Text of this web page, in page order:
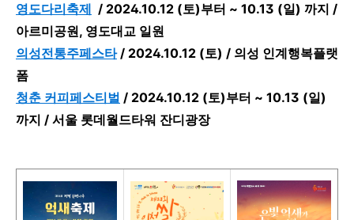
영도다리축제 / 2024.10.12 (토)부터 ~ 10.13 (일) 까지 /
아르미공원, 영도대교 일원
의성전통주페스타 / 2024.10.12 (토) / 의성 인계행복플랫
폼
청춘 커피페스티벌 / 2024.10.12 (토)부터 ~ 10.13 (일)
까지 / 서울 롯데월드타워 잔디광장